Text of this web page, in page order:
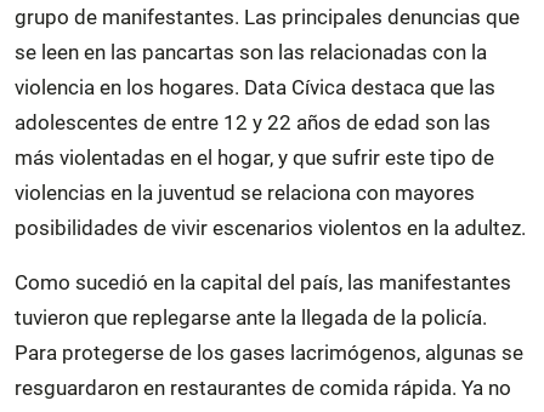
grupo de manifestantes. Las principales denuncias que
se leen en las pancartas son las relacionadas con la
violencia en los hogares. Data Cívica destaca que las
adolescentes de entre 12 y 22 años de edad son las
más violentadas en el hogar, y que sufrir este tipo de
violencias en la juventud se relaciona con mayores
posibilidades de vivir escenarios violentos en la adultez.
Como sucedió en la capital del país, las manifestantes
tuvieron que replegarse ante la llegada de la policía.
Para protegerse de los gases lacrimógenos, algunas se
resguardaron en restaurantes de comida rápida. Ya no